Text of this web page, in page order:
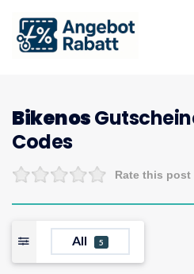
Bikenos
Codes
Rate this post
All 5